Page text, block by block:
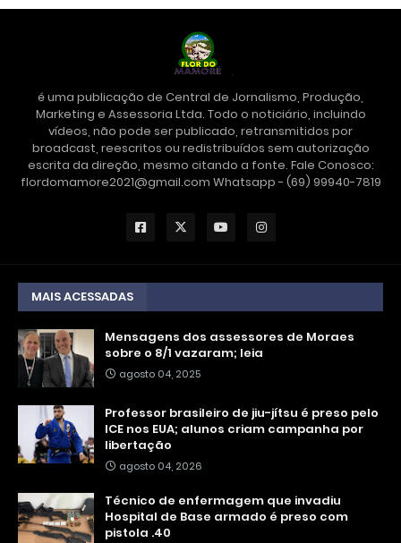
é uma publicação de Central de Jornalismo, Produção,
Marketing e Assessoria Ltda. Todo o noticiário, incluindo
vídeos, não pode ser publicado, retransmitidos por
broadcast, reescritos ou redistribuídos sem autorização
escrita da direção, mesmo citando a fonte. Fale Conosco:
flordomamore2021@gmail.com Whatsapp - (69) 99940-7819
MAIS ACESSADAS
Mensagens dos assessores de Moraes
sobre o 8/1 vazaram; leia
agosto 04, 2025
Professor brasileiro de jiu-jítsu é preso pelo
ICE nos EUA; alunos criam campanha por
libertação
agosto 04, 2026
Técnico de enfermagem que invadiu
Hospital de Base armado é preso com
pistola .40